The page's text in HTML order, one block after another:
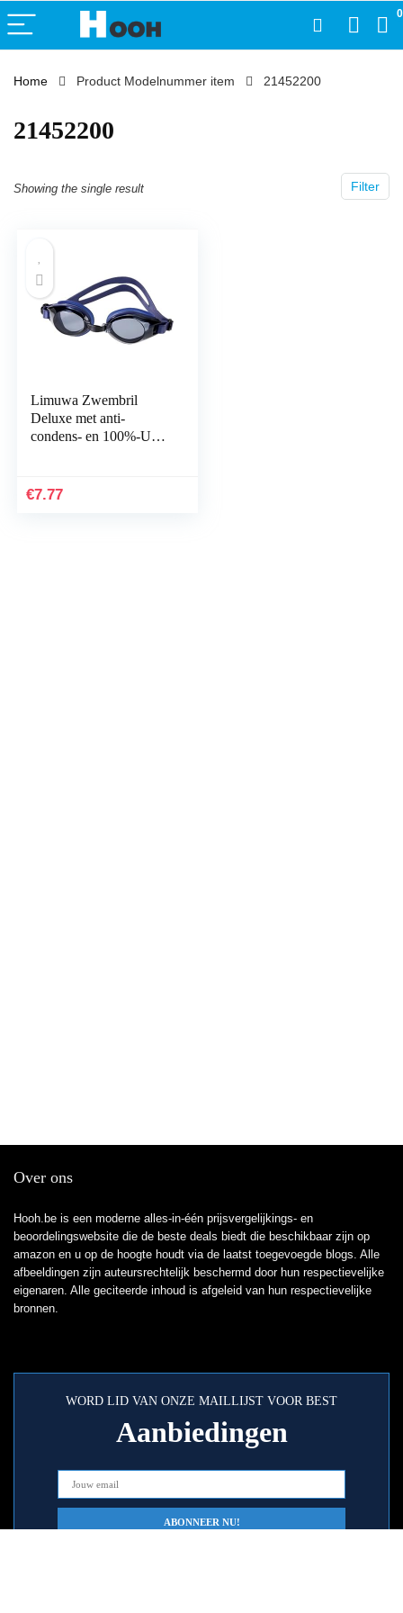
0
Home Product Modelnummer item ‎21452200
‎21452200
Filter
Showing the single result
Limuwa Zwembril
Deluxe met anti-
condens- en 100%-UV-
€7.77
Over ons
Hooh.be is een moderne alles-in-één prijsvergelijkings- en
beoordelingswebsite die de beste deals biedt die beschikbaar zijn op
amazon en u op de hoogte houdt via de laatst toegevoegde blogs. Alle
afbeeldingen zijn auteursrechtelijk beschermd door hun respectievelijke
eigenaren. Alle geciteerde inhoud is afgeleid van hun respectievelijke
bronnen.
WORD LID VAN ONZE MAILLIJST VOOR BEST
Aanbiedingen